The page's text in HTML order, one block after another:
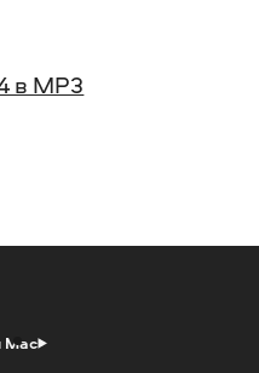
в MP3
Mac